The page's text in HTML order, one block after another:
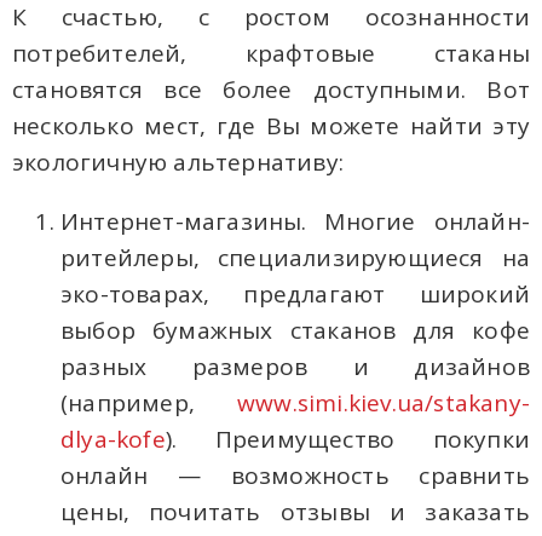
К счастью, с ростом осознанности
потребителей, крафтовые стаканы
становятся все более доступными. Вот
несколько мест, где Вы можете найти эту
экологичную альтернативу:
Интернет-магазины. Многие онлайн-
ритейлеры, специализирующиеся на
эко-товарах, предлагают широкий
выбор бумажных стаканов для кофе
разных размеров и дизайнов
(например, www.simi.kiev.ua/stakany-
dlya-kofe). Преимущество покупки
онлайн — возможность сравнить
цены, почитать отзывы и заказать